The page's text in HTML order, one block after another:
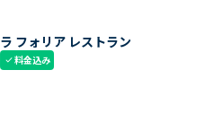
ラ フォリア レストラン
check料金込み